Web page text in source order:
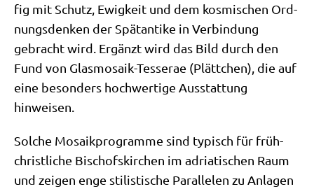
fig mit Schutz, Ewig­keit und dem kos­mi­schen Ord­
nungs­den­ken der Spät­an­ti­ke in Ver­bin­dung
gebracht wird. Ergänzt wird das Bild durch den
Fund von Glas­mo­sa­ik-Tes­ser­ae (Plätt­chen), die auf
eine beson­ders hoch­wer­ti­ge Aus­stat­tung
hinweisen.
Sol­che Mosa­ik­pro­gram­me sind typisch für früh­
christ­li­che Bischofs­kir­chen im adria­ti­schen Raum
und zei­gen enge sti­li­sti­sche Par­al­le­len zu Anla­gen